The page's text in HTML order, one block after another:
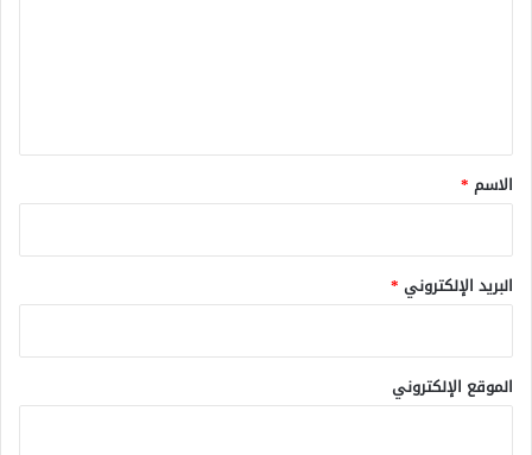
*
الاسم *
البريد الإلكتروني *
الموقع الإلكتروني